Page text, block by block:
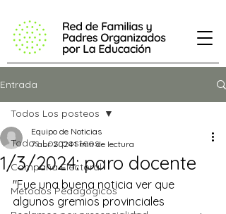
Entrada
Todos Los posteos
Campaña Electoral
Métodos Pedagógicos
Todos Los posteos
1/3/2024: paro docente
Equipo de Noticias
7 abr 20241 min de lectura
"Fue una buena noticia ver que
algunos gremios provinciales